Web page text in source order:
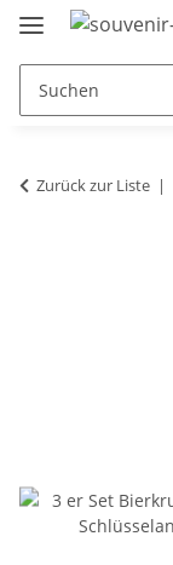
Zurück zur Liste